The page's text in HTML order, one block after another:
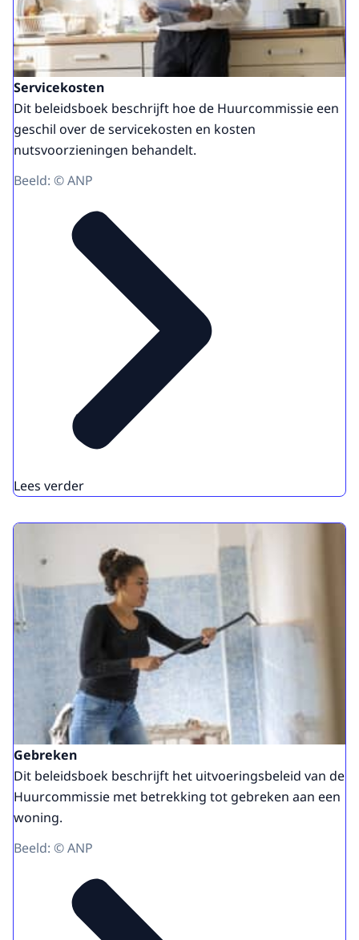
Servicekosten
Dit beleidsboek beschrijft hoe de Huurcommissie een
geschil over de servicekosten en kosten
nutsvoorzieningen behandelt.
Beeld: © ANP
Lees verder
Gebreken
Dit beleidsboek beschrijft het uitvoeringsbeleid van de
Huurcommissie met betrekking tot gebreken aan een
woning.
Beeld: © ANP